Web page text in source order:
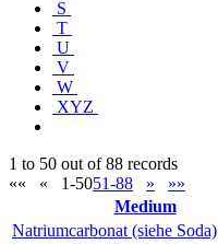
S
T
U
V
W
XYZ
1 to 50 out of 88 records
««
« 1-5051-88 »
»»
Medium
Natriumcarbonat (siehe Soda)